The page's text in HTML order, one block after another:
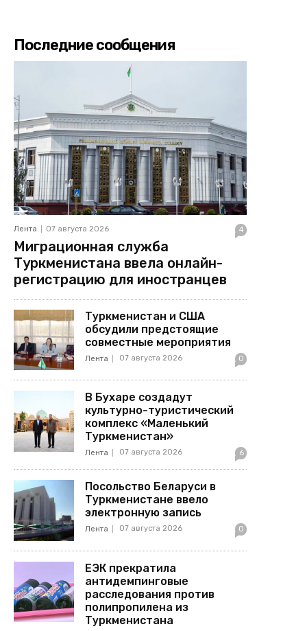
Последние сообщения
Лента 07 августа 2026 4
Миграционная служба
Туркменистана ввела онлайн-
регистрацию для иностранцев
Туркменистан и США
обсудили предстоящие
совместные мероприятия
Лента 07 августа 2026 0
В Бухаре создадут
культурно-туристический
комплекс «Маленький
Туркменистан»
Лента 07 августа 2026 6
Посольство Беларуси в
Туркменистане ввело
электронную запись
Лента 07 августа 2026 0
ЕЭК прекратила
антидемпинговые
расследования против
полипропилена из
Туркменистана